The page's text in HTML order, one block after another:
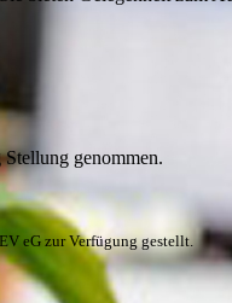
genommen.
eG zur Verfügung gestellt.